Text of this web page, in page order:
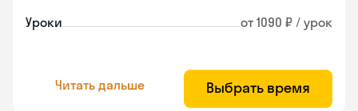
Уроки от 1090 ₽ / урок
Читать дальше Выбрать время